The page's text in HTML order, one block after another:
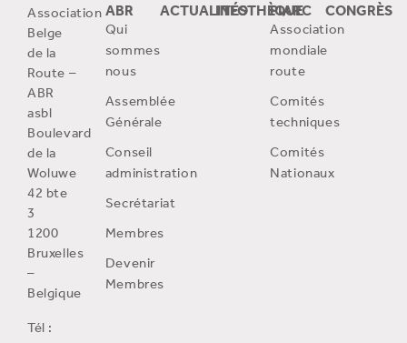
Association
Belge
de la
Route –
ABR
asbl
Boulevard
de la
Woluwe
42 bte
3
1200
Bruxelles
–
Belgique
Tél :
ABR
Qui
sommes
nous
Assemblée
Générale
Conseil
administration
Secrétariat
Membres
Devenir
Membres
ACTUALITÉSINFOTHÈQUE
PIARC
Association
mondiale
route
Comités
techniques
Comités
Nationaux
CONGRÈS